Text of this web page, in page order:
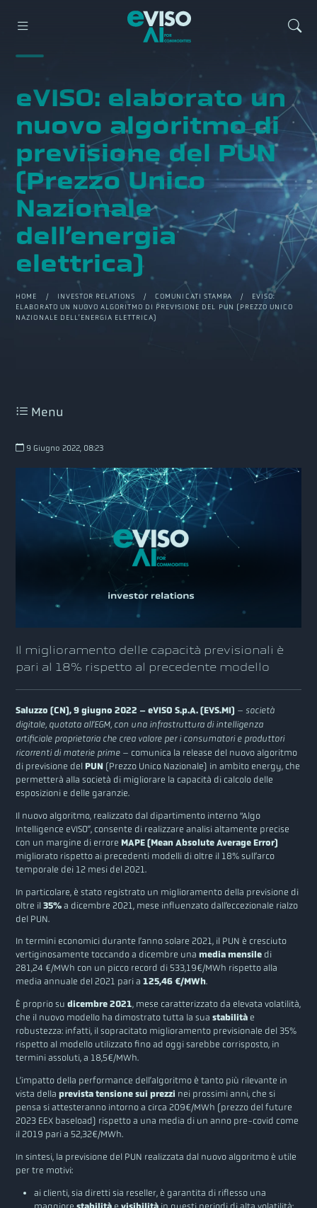
eVISO: elaborato un
nuovo algoritmo di
previsione del PUN
(Prezzo Unico
Nazionale
dell’energia
elettrica)
HOME / INVESTOR RELATIONS /COMUNICATI STAMPA / EVISO:
ELABORATO UN NUOVO ALGORITMO DI PREVISIONE DEL PUN (PREZZO UNICO
NAZIONALE DELL’ENERGIA ELETTRICA)
Menu
9 Giugno 2022, 08:23
Il miglioramento delle capacità previsionali è
pari al 18% rispetto al precedente modello
Saluzzo (CN), 9 giugno 2022 – eVISO S.p.A. (EVS.MI) – società
digitale, quotata all’EGM, con una infrastruttura di intelligenza
artificiale proprietaria che crea valore per i consumatori e produttori
ricorrenti di materie prime – comunica la release del nuovo algoritmo
di previsione delPUN (Prezzo Unico Nazionale) in ambito energy, che
permetterà alla società di migliorare la capacità di calcolo delle
esposizioni e delle garanzie.
Il nuovo algoritmo, realizzato dal dipartimento interno “Algo
Intelligence eVISO”, consente di realizzare analisi altamente precise
con un margine di erroreMAPE (Mean Absolute Average Error)
migliorato rispetto ai precedenti modelli di oltre il 18% sull’arco
temporale dei 12 mesi del 2021.
In particolare, è stato registrato un miglioramento della previsione di
oltre il35%a dicembre 2021, mese influenzato dall’eccezionale rialzo
del PUN.
In termini economici durante l’anno solare 2021, il PUN è cresciuto
vertiginosamente toccando a dicembre unamedia mensile di
281,24 €/MWh con un picco record di 533,19€/MWh rispetto alla
media annuale del 2021 pari a125,46 €/MWh.
È proprio sudicembre 2021, mese caratterizzato da elevata volatilità,
che il nuovo modello ha dimostrato tutta la suastabilità e
robustezza: infatti, il sopracitato miglioramento previsionale del 35%
rispetto al modello utilizzato fino ad oggi sarebbe corrisposto, in
termini assoluti, a 18,5€/MWh.
L’impatto della performance dell’algoritmo è tanto più rilevante in
vista dellaprevista tensione sui prezzi nei prossimi anni, che si
pensa si attesteranno intorno a circa 209€/MWh (prezzo del future
2023 EEX baseload) rispetto a una media di un anno pre-covid come
il 2019 pari a 52,32€/MWh.
In sintesi, la previsione del PUN realizzata dal nuovo algoritmo è utile
per tre motivi:
ai clienti, sia diretti sia reseller, è garantita di riflesso una